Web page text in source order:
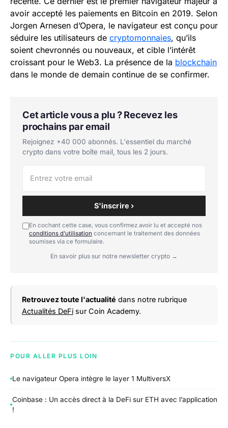
avoir accepté les paiements en Bitcoin en 2019. Selon
Jorgen Arnesen d’Opera, le navigateur est conçu pour
séduire les utilisateurs de cryptomonnaies, qu’ils
soient chevronnés ou nouveaux, et cible l’intérêt
croissant pour le Web3. La présence de la blockchain
dans le monde de demain continue de se confirmer.
Cet article vous a plu ? Recevez les
prochains par email
Rejoignez +40 000 abonnés. L'essentiel du marché
crypto dans votre boîte mail, tous les 2 jours.
S'inscrire ›
En cochant cette case, vous confirmez avoir lu et accepté nos
conditions d'utilisation concernant le traitement des données
soumises via ce formulaire.
En savoir plus sur notre newsletter crypto →
Retrouvez toute l'actualité dans notre rubrique
Actualités DeFi sur Coin Academy.
POUR ALLER PLUS LOIN
Le navigateur Opera intègre le layer 1 MultiversX
Coinbase : Un accès direct à la DeFi sur ETH avec l’application
!